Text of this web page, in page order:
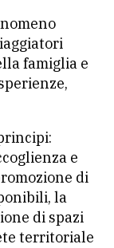
famiglia e
e
di
la
di spazi
territoriale